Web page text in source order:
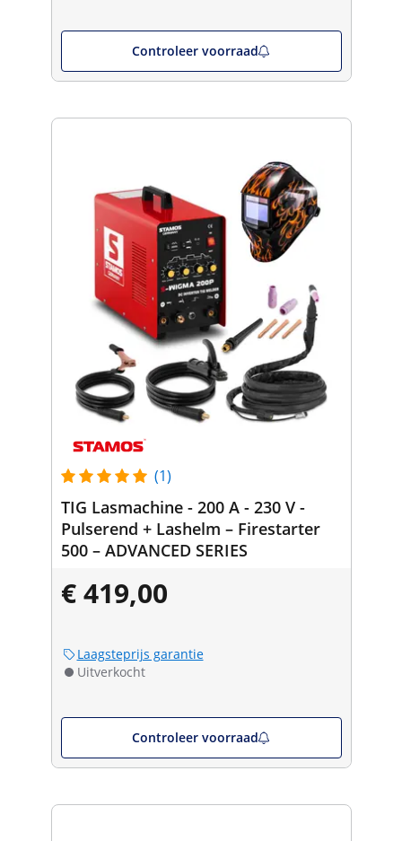
Controleer voorraad
(1)
TIG Lasmachine - 200 A - 230 V -
Pulserend + Lashelm – Firestarter
500 – ADVANCED SERIES
€ 419,00
Laagsteprijs garantie
Uitverkocht
Controleer voorraad